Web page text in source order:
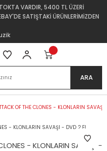
VARDIR, 5400 TL ÜZERİ
SATIŞTAKİ ÜRÜNLERİMİZDEN
ARA
OF THE CLONES - KLONLARIN
- KLONLARIN SAVAŞI -